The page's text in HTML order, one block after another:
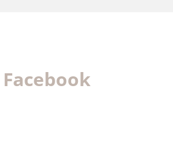
Facebook